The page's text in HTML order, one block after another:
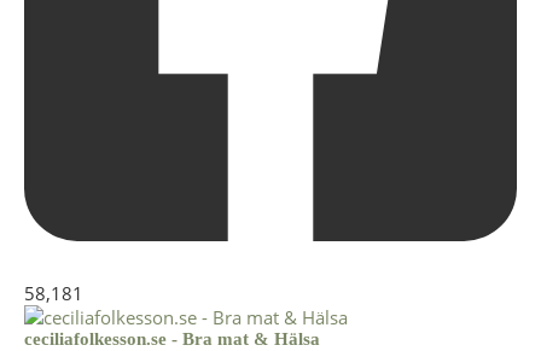
58,181
ceciliafolkesson.se - Bra mat & Hälsa